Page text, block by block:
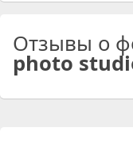
Отзывы о
photo